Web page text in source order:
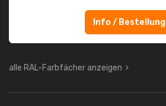
Info / Bestellung
alle RAL-Farbfächer anzeigen